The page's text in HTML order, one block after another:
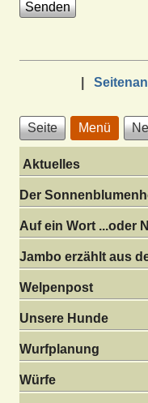
Seite Menü
Aktuelles
Der
Auf ein Wort ...oder
Jambo erzählt aus
Welpenpost
Unsere Hunde
Wurfplanung
Würfe